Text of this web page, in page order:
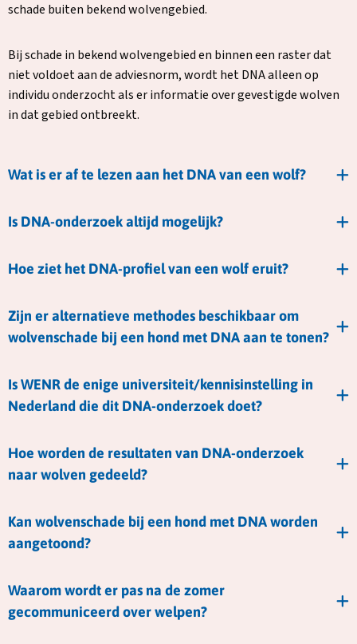
schade buiten bekend wolvengebied.
Bij schade in bekend wolvengebied en binnen een raster dat
niet voldoet aan de adviesnorm, wordt het DNA alleen op
individu onderzocht als er informatie over gevestigde wolven
in dat gebied ontbreekt.
Wat is er af te lezen aan het DNA van een wolf?
Is DNA-onderzoek altijd mogelijk?
Hoe ziet het DNA-profiel van een wolf eruit?
Zijn er alternatieve methodes beschikbaar om
wolvenschade bij een hond met DNA aan te tonen?
Is WENR de enige universiteit/kennisinstelling in
Nederland die dit DNA-onderzoek doet?
Hoe worden de resultaten van DNA-onderzoek
naar wolven gedeeld?
Kan wolvenschade bij een hond met DNA worden
aangetoond?
Waarom wordt er pas na de zomer
gecommuniceerd over welpen?